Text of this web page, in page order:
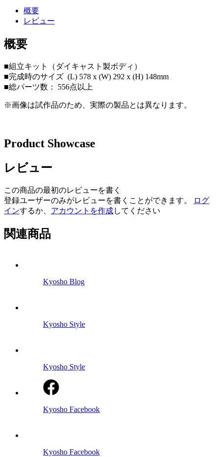
概要
レビュー
概要
■組立キット（ダイキャスト製ボディ）
■完成時のサイズ (L) 578 x (W) 292 x (H) 148mm
■総パーツ数： 556点以上
※画像は試作品のため、実際の製品とは異なります。
Product Showcase
レビュー
この商品の最初のレビューを書く
登録ユーザーのみがレビューを書くことができます。
ログ
インするか、 アカウントを作成してください
関連商品
Kyosho Blog
Kyosho Style
Kyosho Style
Kyosho Facebook
Kyosho Facebook